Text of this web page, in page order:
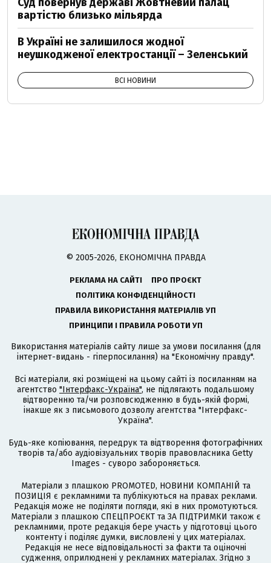
вартістю близько мільярда
В Україні не залишилося жодної
неушкодженої електростанції – Зеленський
ВСІ НОВИНИ
© 2005-2026, ЕКОНОМІЧНА ПРАВДА
РЕКЛАМА НА САЙТІ
ПРО ПРОЄКТ
ПОЛІТИКА КОНФІДЕНЦІЙНОСТІ
ПРАВИЛА ВИКОРИСТАННЯ МАТЕРІАЛІВ УП
ПРИНЦИПИ І ПРАВИЛА РОБОТИ УП
Використання матеріалів сайту лише за умови посилання (для
інтернет-видань - гіперпосилання) на "Економічну правду".
Всі матеріали, які розміщені на цьому сайті із посиланням на
агентство "Інтерфакс-Україна", не підлягають подальшому
відтворенню та/чи розповсюдженню в будь-якій формі,
інакше як з письмового дозволу агентства "Інтерфакс-
Україна".
Будь-яке копіювання, передрук та відтворення фотографічних
творів та/або аудіовізуальних творів правовласника Getty
Images - суворо забороняється.
Матеріали з плашкою PROMOTED, НОВИНИ КОМПАНІЙ та
ПОЗИЦІЯ є рекламними та публікуються на правах реклами.
Редакція може не поділяти погляди, які в них промотуються.
Матеріали з плашкою СПЕЦПРОЄКТ та ЗА ПІДТРИМКИ також є
рекламними, проте редакція бере участь у підготовці цього
контенту і поділяє думки, висловлені у цих матеріалах.
Редакція не несе відповідальності за факти та оціночні
судження, оприлюднені у рекламних матеріалах. Згідно з